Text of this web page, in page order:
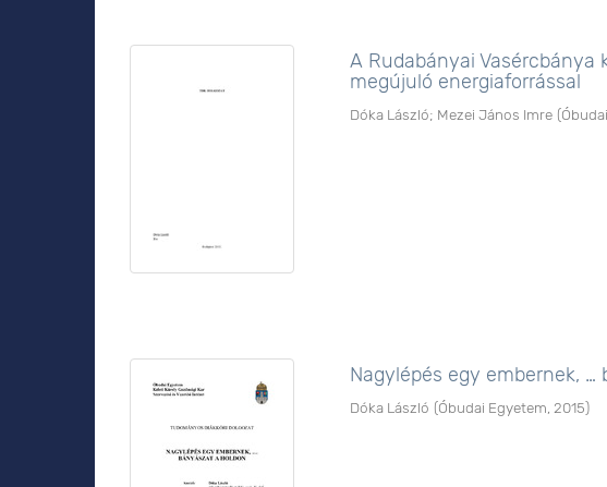
A Rudabányai
megújuló energiaforrással
Dóka László; Mezei János Imre (
Nagylépés egy embernek, …
Dóka László (Óbudai Egyetem 2015)